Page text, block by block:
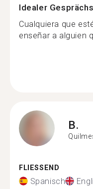
Idealer
Cualquiera que
enseñar a alguien
B.
FLIESSEND
Spanisch